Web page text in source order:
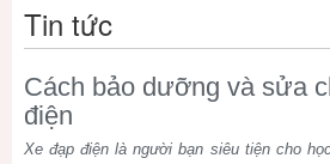
Tin tức
Cách bảo dưỡng và sửa
điện
Xe đạp điện là người bạn siêu tiện cho